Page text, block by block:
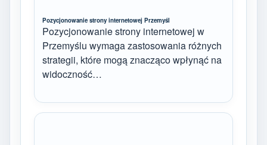
Pozycjonowanie strony internetowej Przemyśl
Pozycjonowanie strony internetowej w
Przemyślu wymaga zastosowania różnych
strategii, które mogą znacząco wpłynąć na
widoczność…